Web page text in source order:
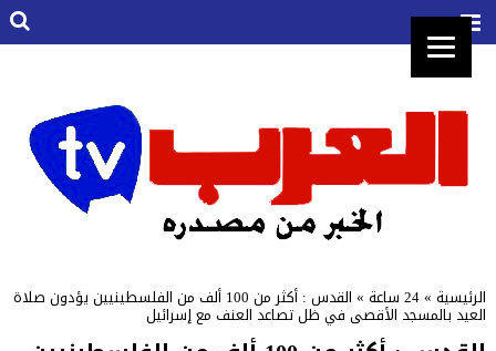
الرئيسية »24 ساعة » القدس : أكثر من 100 ألف من الفلسطينيين يؤدون صلاة
العيد بالمسجد الأقصى في ظل تصاعد العنف مع إسرائيل